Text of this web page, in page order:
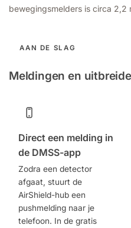
bewegingsmelders is circa 2,2
AAN DE SLAG
Meldingen en
Direct een melding in
de DMSS-app
Zodra een detector
afgaat, stuurt de
AirShield-hub een
pushmelding naar je
telefoon. In de gratis